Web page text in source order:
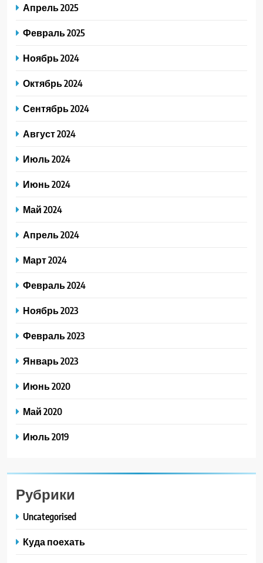
Апрель 2025
Февраль 2025
Ноябрь 2024
Октябрь 2024
Сентябрь 2024
Август 2024
Июль 2024
Июнь 2024
Май 2024
Апрель 2024
Март 2024
Февраль 2024
Ноябрь 2023
Февраль 2023
Январь 2023
Июнь 2020
Май 2020
Июль 2019
Рубрики
Uncategorised
Куда поехать